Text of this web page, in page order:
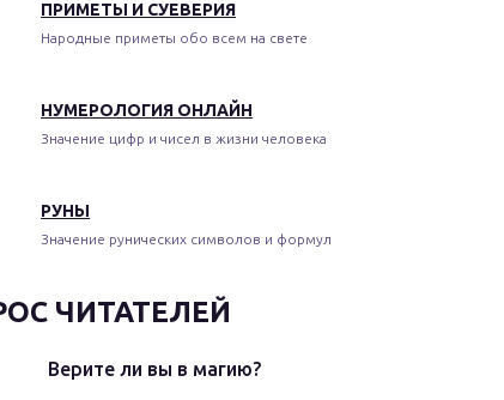
ПРИМЕТЫ И СУЕВЕРИЯ
Народные приметы обо всем на свете
НУМЕРОЛОГИЯ ОНЛАЙН
Значение цифр и чисел в жизни человека
РУНЫ
Значение рунических символов и формул
ЧИТАТЕЛЕЙ
Верите ли вы в магию?